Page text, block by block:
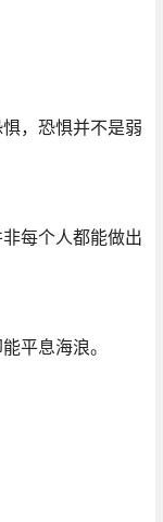
，恐惧并不是弱
每个人都能做出
平息海浪。